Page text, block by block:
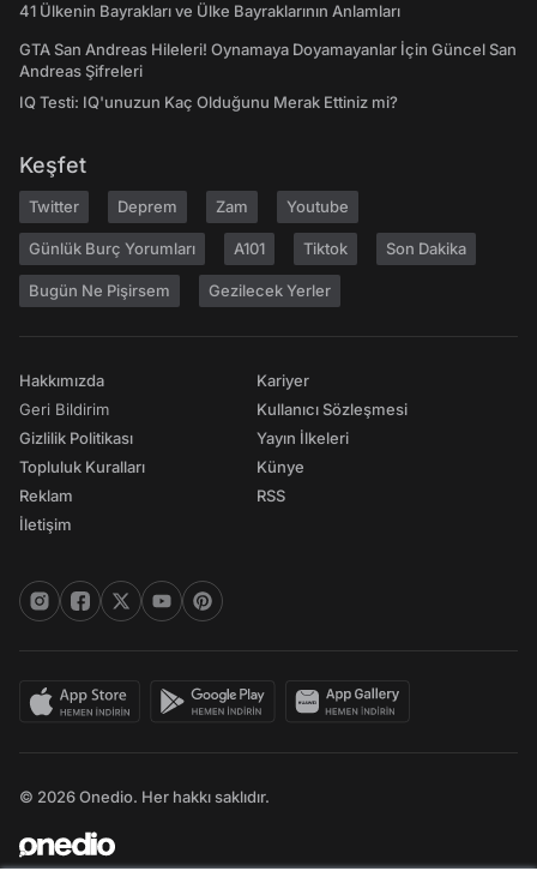
41 Ülkenin Bayrakları ve Ülke Bayraklarının Anlamları
GTA San Andreas Hileleri! Oynamaya Doyamayanlar İçin Güncel San
Andreas Şifreleri
IQ Testi: IQ'unuzun Kaç Olduğunu Merak Ettiniz mi?
Keşfet
Twitter Deprem Zam Youtube
Günlük Burç Yorumları A101 Tiktok Son Dakika
Bugün Ne Pişirsem Gezilecek Yerler
Hakkımızda
Geri Bildirim
Gizlilik Politikası
Topluluk Kuralları
Reklam
İletişim
Kariyer
Kullanıcı Sözleşmesi
Yayın İlkeleri
Künye
RSS
© 2026 Onedio. Her hakkı saklıdır.